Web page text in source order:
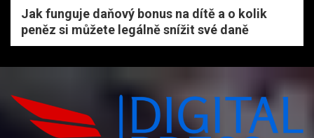
Jak funguje daňový bonus na dítě a o kolik
peněz si můžete legálně snížit své daně